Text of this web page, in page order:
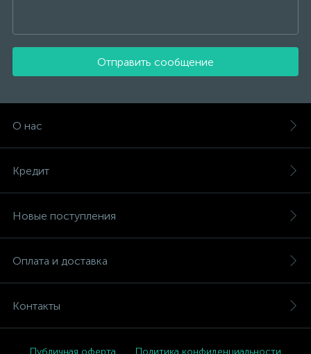
Отправить сообщение
О нас
Кредит
Новые поступления
Оплата и доставка
Контакты
Публичная оферта Политика конфиденциальности